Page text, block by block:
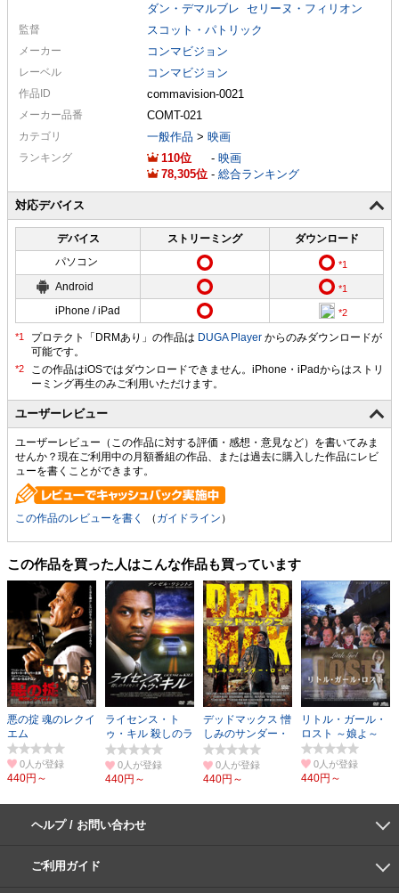
ダン・デマルブレ
セリーヌ・フィリオン
監督 スコット・パトリック
メーカー コンマビジョン
レーベル コンマビジョン
作品ID commavision-0021
メーカー品番 COMT-021
カテゴリ 一般作品 > 映画
ランキング 110 - 映画
78,305
- 総合ランキング
対応デバイス
デバイス ストリーミング
ダウンロード
パソコン
Android
iPhone / iPad
プロテクト「DRMあり」の作品は DUGA Player からのみダウンロードが
可能です。
ユーザーレビュー
ユーザーレビュー（この作品に対する評価・感想・意見など）を書いてみま
せんか？現在ご利用中の月額番組の作品、または過去に購入した作品にレビ
ューを書くことができます。
この作品のレビューを書く （ ガイドライン ）
この作品を買った人はこんな作品も買っています
悪の掟 魂のレクイ
エム
0人
440円～
ライセンス・ト
ゥ・キル 殺しのラ
イセンス
0人
440円～
デッドマックス 憎
しみのサンダー・
ロード
0人
440円～
リトル・ガール・
ロスト ～娘よ～
0人
440円～
ヘルプ / お問い合わせ
よくあるご質問
ご利用環境
お支払い方法
パスワードの再設定
サポートセンター
ご利用ガイド